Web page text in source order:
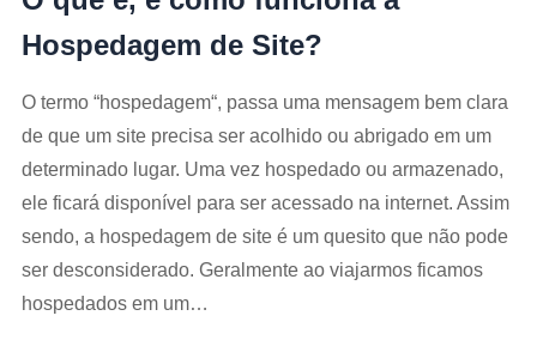
Hospedagem de Site?
O termo “hospedagem“, passa uma mensagem bem clara
de que um site precisa ser acolhido ou abrigado em um
determinado lugar. Uma vez hospedado ou armazenado,
ele ficará disponível para ser acessado na internet. Assim
sendo, a hospedagem de site é um quesito que não pode
ser desconsiderado. Geralmente ao viajarmos ficamos
hospedados em um…